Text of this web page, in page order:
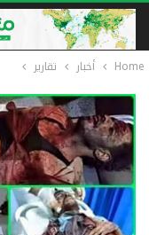
Home أخبار تقارير